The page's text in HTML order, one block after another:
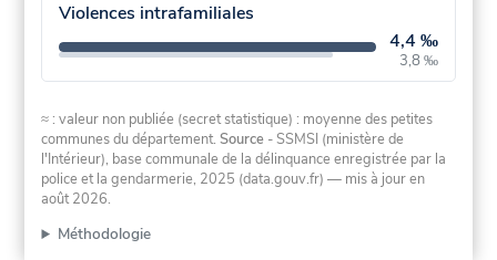
Violences intrafamiliales
4,4 ‰
3,8 ‰
≈ : valeur non publiée (secret statistique) : moyenne des petites
communes du département.Source - SSMSI (ministère de
l'Intérieur), base communale de la délinquance enregistrée par la
police et la gendarmerie, 2025 (data.gouv.fr) — mis à jour en
août 2026.
Méthodologie